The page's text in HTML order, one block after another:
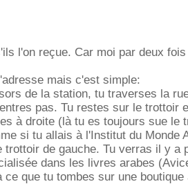
l'on reçue. Car moi par deux
mais c'est simple:
de la station, tu traverses la
pas. Tu restes sur le trottoir
à droite (là tu es toujours sue le
si tu allais à l'Institut du Monde
de gauche. Tu verras il y a
dans les livres arabes
que tu tombes sur une boutique